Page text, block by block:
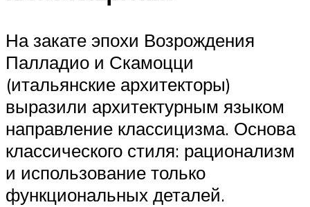
На закате эпохи Возрождения
Палладио и Скамоцци
(итальянские архитекторы)
выразили архитектурным языком
направление классицизма. Основа
классического стиля: рационализм
и использование только
функциональных деталей.